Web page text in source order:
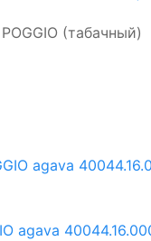
(табачный)
agava